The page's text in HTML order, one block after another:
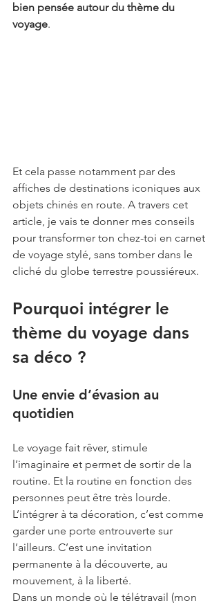
bien pensée autour du thème du
voyage.
Et cela passe notamment par des
affiches de destinations iconiques aux
objets chinés en route. A travers cet
article, je vais te donner mes conseils
pour transformer ton chez-toi en carnet
de voyage stylé, sans tomber dans le
cliché du globe terrestre poussiéreux.
Pourquoi intégrer le
thème du voyage dans
sa déco ?
Une envie d’évasion au
quotidien
Le voyage fait rêver, stimule
l’imaginaire et permet de sortir de la
routine. Et la routine en fonction des
personnes peut être très lourde.
L’intégrer à ta décoration, c’est comme
garder une porte entrouverte sur
l’ailleurs. C’est une invitation
permanente à la découverte, au
mouvement, à la liberté.
Dans un monde où le télétravail (mon